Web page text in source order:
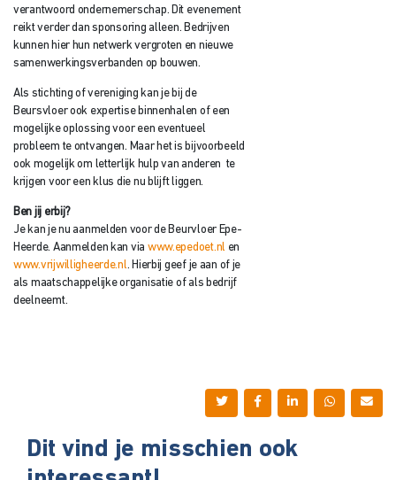
verantwoord ondernemerschap. Dit evenement
reikt verder dan sponsoring alleen. Bedrijven
kunnen hier hun netwerk vergroten en nieuwe
samenwerkingsverbanden op bouwen.
Als stichting of vereniging kan je bij de
Beursvloer ook expertise binnenhalen of een
mogelijke oplossing voor een eventueel
probleem te ontvangen. Maar het is bijvoorbeeld
ook mogelijk om letterlijk hulp van anderen te
krijgen voor een klus die nu blijft liggen.
Ben jij erbij?
Je kan je nu aanmelden voor de Beurvloer Epe-
Heerde. Aanmelden kan via www.epedoet.nl en
www.vrijwilligheerde.nl. Hierbij geef je aan of je
als maatschappelijke organisatie of als bedrijf
deelneemt.
Dit vind je misschien ook